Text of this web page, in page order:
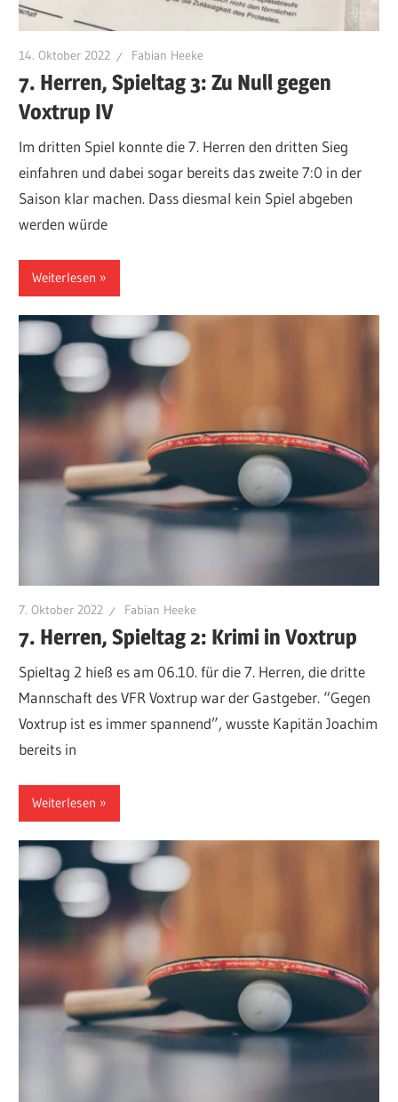
14. Oktober 2022 Fabian Heeke
7. Herren, Spieltag 3: Zu Null gegen
Voxtrup IV
Im dritten Spiel konnte die 7. Herren den dritten Sieg
einfahren und dabei sogar bereits das zweite 7:0 in der
Saison klar machen. Dass diesmal kein Spiel abgeben
werden würde
Weiterlesen
7. Oktober 2022 Fabian Heeke
7. Herren, Spieltag 2: Krimi in Voxtrup
Spieltag 2 hieß es am 06.10. für die 7. Herren, die dritte
Mannschaft des VFR Voxtrup war der Gastgeber. “Gegen
Voxtrup ist es immer spannend”, wusste Kapitän Joachim
bereits in
Weiterlesen